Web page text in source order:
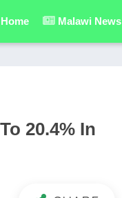
Home Malawi News
20.4% In